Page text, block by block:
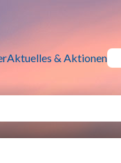
Aktuelles & Aktionen